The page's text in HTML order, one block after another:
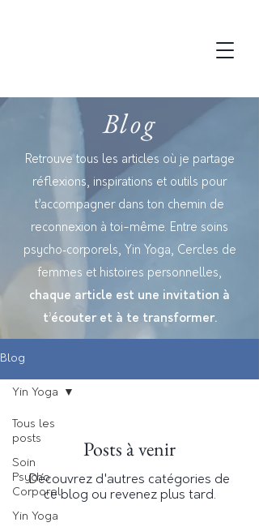
Blog
Retrouve tous les articles où je partage
réflexions, inspirations et outils pour
t’accompagner dans ton chemin de
reconnexion à toi-même. Entre soins
psycho‑corporels, Yin Yoga, Cercles de
femmes et histoires personnelles,
chaque article est une invitation à
t’écouter et à te transformer.
Blog
Tous les
posts
Soin
Psycho
Corporel
Yin Yoga
Yin Yoga
Posts à venir
Découvrez d'autres catégories de
ce blog ou revenez plus tard.